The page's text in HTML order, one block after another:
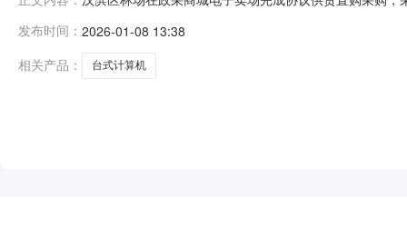
（超市直购)二、采购结果成交供应商：安康华美科技工
发布时间： 2026-01-08 13:38
相关产品：
台式计算机